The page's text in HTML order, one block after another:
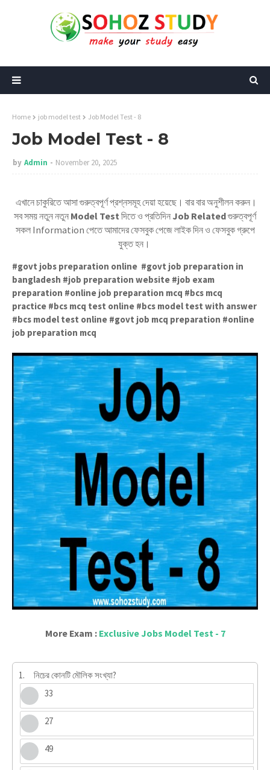
Home job model test Job Model Test - 8
Job Model Test - 8
by Admin November 20, 2025
এখানে চাকুরিতে আসা গুরুত্বপূর্ণ প্রশ্নসমূহ দেয়া হয়েছে। বার বার অনুশীলন করুন।
সব সময় নতুন নতুন Model Test দিতে ও প্রতিদিন Job Relatedগুরুত্বপূর্ণ
সকল Information পেতে আমাদের ফেসবুক পেজে লাইক দিন ও ফেসবুক গ্রুপে
যুক্ত হন।
#govt jobs preparation online #govt job preparation in
bangladesh #job preparation website #job exam
preparation #online job preparation mcq #bcs mcq
practice #bcs mcq test online #bcs model test with answer
#bcs model test online #govt job mcq preparation #online
job preparation mcq
More Exam : Exclusive Jobs Model Test - 7
1.
নিচের কোনটি মৌলিক সংখ্যা?
33
27
49